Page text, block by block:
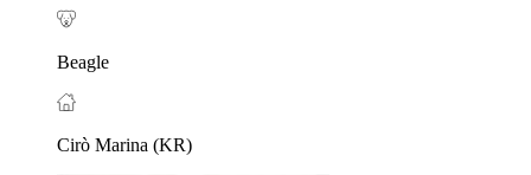
Beagle
Cirò Marina (KR)